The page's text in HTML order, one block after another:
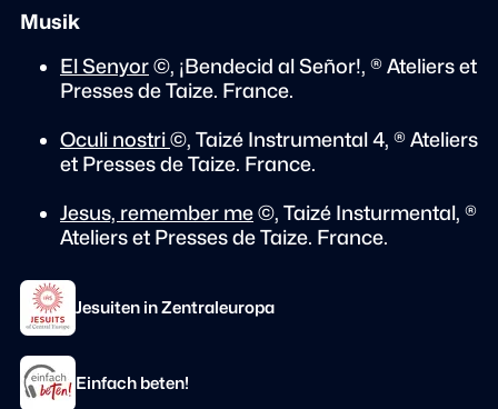
Musik
El Senyor©, ¡Bendecid al Señor!, ® Ateliers et
Presses de Taize. France.
Oculi nostri©, Taizé Instrumental 4, ® Ateliers
et Presses de Taize. France.
Jesus, remember me©, Taizé Insturmental, ®
Ateliers et Presses de Taize. France.
Jesuiten in Zentraleuropa
Einfach beten!